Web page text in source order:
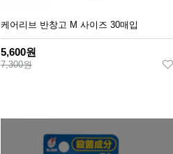
케어리브 반창고 M 사이즈 30매입
5,600원
7,300원